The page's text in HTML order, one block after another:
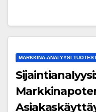
MARKKINA-ANALYYSI
Sijaintianalyysi: